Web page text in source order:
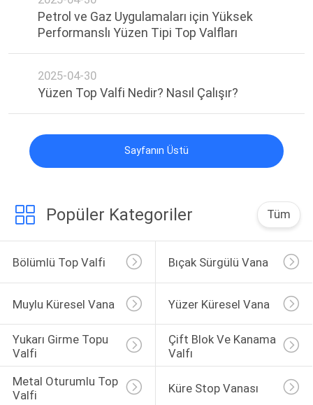
Petrol ve Gaz Uygulamaları için Yüksek
Performanslı Yüzen Tipi Top Valfları
2025-04-30
Yüzen Top Valfi Nedir? Nasıl Çalışır?
Sayfanın Üstü
Popüler Kategoriler Tüm
Bölümlü Top Valfi Bıçak Sürgülü Vana
Muylu Küresel Vana Yüzer Küresel Vana
Yukarı Girme Topu
Valfi
Çift Blok Ve Kanama
Valfı
Metal Oturumlu Top
Valfi
Küre Stop Vanası